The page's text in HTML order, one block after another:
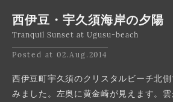
西伊豆・宇久須海岸の夕陽
Tranquil Sunset at Ugusu-beach
Posted at 02.Aug.2014
西伊豆町宇久須のクリスタルビーチ北
みました。左奥に黄金崎が見えます。